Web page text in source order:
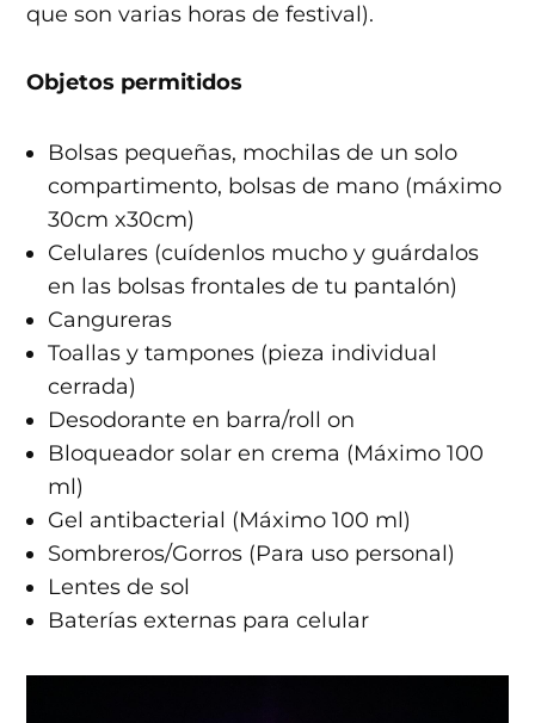
que son varias horas de festival).
Objetos permitidos
Bolsas pequeñas, mochilas de un solo
compartimento, bolsas de mano (máximo
30cm x30cm)
Celulares (cuídenlos mucho y guárdalos
en las bolsas frontales de tu pantalón)
Cangureras
Toallas y tampones (pieza individual
cerrada)
Desodorante en barra/roll on
Bloqueador solar en crema (Máximo 100
ml)
Gel antibacterial (Máximo 100 ml)
Sombreros/Gorros (Para uso personal)
Lentes de sol
Baterías externas para celular